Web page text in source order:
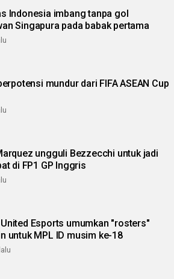
Indonesia imbang tanpa gol
Singapura pada babak pertama
mundur dari FIFA ASEAN Cup
ungguli Bezzecchi untuk jadi
di FP1 GP Inggris
Esports umumkan "rosters"
untuk MPL ID musim ke-18